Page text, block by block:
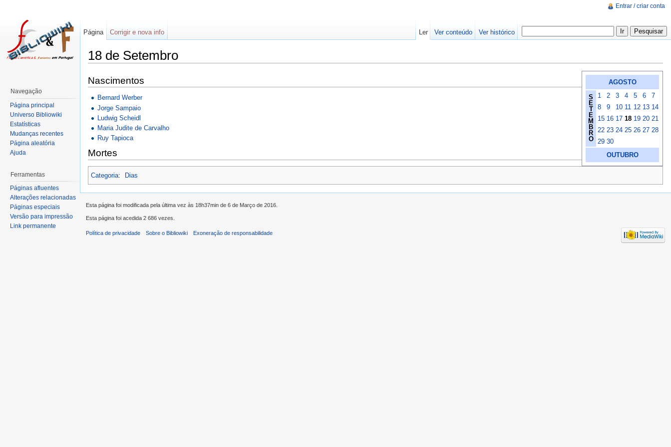
18 de Setembro
AGOSTO
S
E
T
E
M
B
R
O
1 2 3 4 5 6
7
8
9 10 11 12 13 14
15 16 17 18 19 20 21
22 23 24 25 26 27 28
29 30
OUTUBRO
Nascimentos
Bernard Werber
Jorge Sampaio
Ludwig Scheidl
Maria Judite de Carvalho
Ruy Tapioca
Mortes
Categoria: Dias
Entrar / criar conta
Página Corrigir e nova info Ler Ver conteúdo Ver histórico
Navegação
Página principal
Universo Bibliowiki
Estatísticas
Mudanças recentes
Página aleatória
Ajuda
Ferramentas
Páginas afluentes
Alterações relacionadas
Páginas especiais
Versão para impressão
Link permanente
Esta página foi modificada pela última vez às 18h37min de 6 de Março de 2016.
Esta página foi acedida 2 686 vezes.
Política de privacidade Sobre o Bibliowiki Exoneração de responsabilidade